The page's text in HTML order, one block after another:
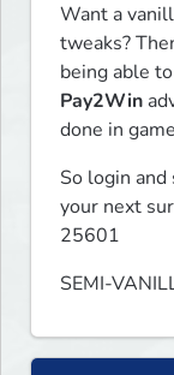
Want a
tweaks?
being able
Pay2Win
done in
So login
your next
25601
SEMI-